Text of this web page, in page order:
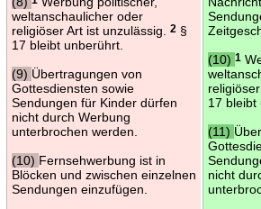
weltanschaulicher oder
religiöser Art ist unzulässig.
2§
17 bleibt unberührt.
(9) Übertragungen von
Gottesdiensten sowie
Sendungen für Kinder dürfen
nicht durch Werbung
unterbrochen werden.
(10) Fernsehwerbung ist in
Blöcken und zwischen einzelnen
Sendungen einzufügen.
(10) 1
17 bleibt
(11)
nicht